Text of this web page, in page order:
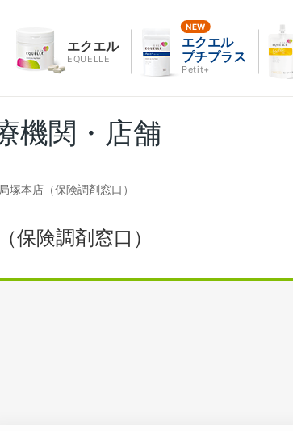
エクエル
EQUELLE
エクエル
プチプラス
Petit+
機関・店舗
塚本店（保険調剤窓口）
保険調剤窓口）